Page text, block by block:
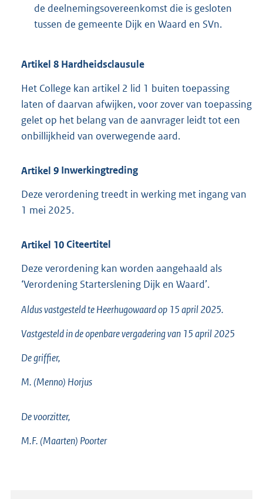
de deelnemingsovereenkomst die is gesloten
tussen de gemeente Dijk en Waard en SVn.
Artikel 8 Hardheidsclausule
Het College kan artikel 2 lid 1 buiten toepassing
laten of daarvan afwijken, voor zover van toepassing
gelet op het belang van de aanvrager leidt tot een
onbillijkheid van overwegende aard.
Artikel 9 Inwerkingtreding
Deze verordening treedt in werking met ingang van
1 mei 2025.
Artikel 10Citeertitel
Deze verordening kan worden aangehaald als
‘Verordening Starterslening Dijk en Waard’.
Aldus vastgesteld te Heerhugowaard op 15 april 2025.
Vastgesteld in de openbare vergadering van 15 april 2025
De griffier,
M. (Menno) Horjus
De voorzitter,
M.F. (Maarten) Poorter